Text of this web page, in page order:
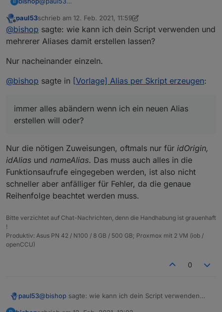
wie kann ich dein Script verwenden und mehrerer
Aliases damit erstellen lassen?
ich muss doch in deinem Script immer alles abändern
Offline
paul53schrieb am 12. Feb. 2021, 11:59
zuletzt editiert von paul53 2. Dez. 2021, 12:59
@bishop sagte: wie kann ich dein Script verwenden und
mehrerer Aliases damit erstellen lassen?
Nur nacheinander einzeln.
@bishop sagte in [Vorlage] Alias per Skript erzeugen:
immer alles abändern wenn ich ein neuen Alias
erstellen will oder?
Nur die nötigen Zuweisungen, oftmals nur für idOrigin,
idAlias und nameAlias. Das muss auch alles in die
Funktionsaufrufe eingegeben werden, ist also nicht
schneller aber anfälliger für Fehler, da die genaue
Reihenfolge beachtet werden muss.
Bitte verzichtet auf Chat-Nachrichten, denn die Handhabung ist grauenhaft
!
Produktiv: Asus PN 42 / N100 / 8 GB / 500 GB; Proxmox mit 2 VM (iob /
openCCU)
0
paul53@bishop sagte: wie kann ich dein Script verwenden